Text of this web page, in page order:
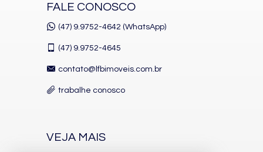
FALE CONOSCO
(47) 9.9752-4642 (WhatsApp)
(47) 9.9752-4645
contato@lfbimoveis.com.br
trabalhe conosco
VEJA MAIS